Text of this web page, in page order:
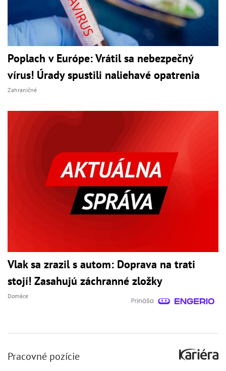
Poplach v Európe: Vrátil sa nebezpečný
vírus! Úrady spustili naliehavé opatrenia
Zahraničné
Vlak sa zrazil s autom: Doprava na trati
stojí! Zasahujú záchranné zložky
Domáce
Pracovné pozície